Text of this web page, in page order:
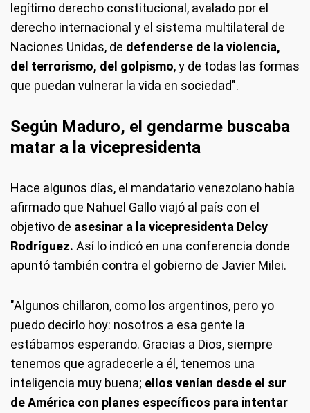
legítimo derecho constitucional, avalado por el
derecho internacional y el sistema multilateral de
Naciones Unidas, de defenderse de la violencia,
del terrorismo, del golpismo, y de todas las formas
que puedan vulnerar la vida en sociedad".
Según Maduro, el gendarme buscaba
matar a la vicepresidenta
Hace algunos días, el mandatario venezolano había
afirmado que Nahuel Gallo viajó al país con el
objetivo de asesinar a la vicepresidenta Delcy
Rodríguez. Así lo indicó en una conferencia donde
apuntó también contra el gobierno de Javier Milei.
"Algunos chillaron, como los argentinos, pero yo
puedo decirlo hoy: nosotros a esa gente la
estábamos esperando. Gracias a Dios, siempre
tenemos que agradecerle a él, tenemos una
inteligencia muy buena; ellos venían desde el sur
de América con planes específicos para intentar